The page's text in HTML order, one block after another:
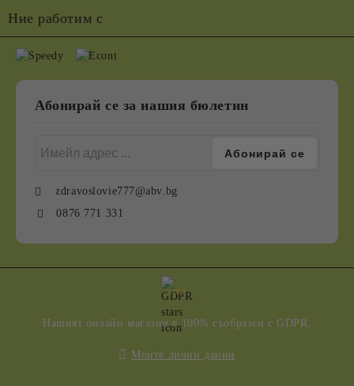
Ние работим с
Абонирай се за нашия бюлетин
zdravoslovie777@abv.bg
0876 771 331
GDPR
Нашият онлайн магазин е 100% съобразен с GDPR.
Моите лични данни